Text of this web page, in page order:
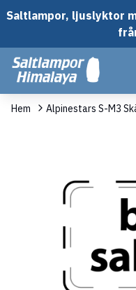
Saltlampor, ljuslyktor
Hem Alpinestars S-M3